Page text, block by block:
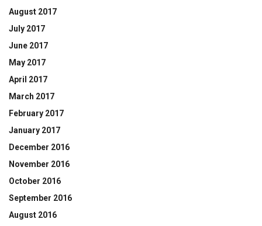
August 2017
July 2017
June 2017
May 2017
April 2017
March 2017
February 2017
January 2017
December 2016
November 2016
October 2016
September 2016
August 2016